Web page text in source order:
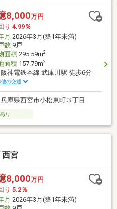
8,000万円
り 4.99％
月 2026年3月(築1年未満)
数9戸
面積295.59m2
面積157.79m2
阪神電鉄本線 武庫川駅 徒歩6分
他の交通
兵庫県西宮市小松東町３丁目
り
西宮
8,000万円
り 5.2％
月 2026年3月(築1年未満)